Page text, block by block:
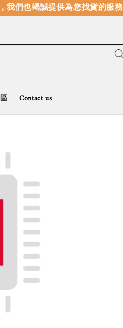
們也竭誠提供為您找貨的服務。
Contact us